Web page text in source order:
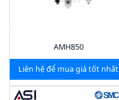
AMH850
Liên hệ để mua giá tốt nhất